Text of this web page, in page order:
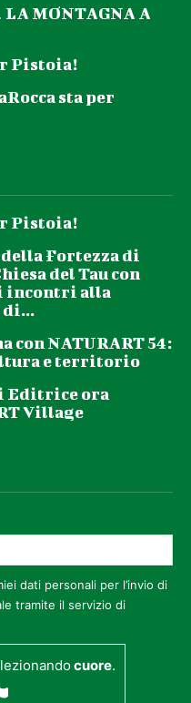
MONTAGNA A
Pistoia!
sta per
Pistoia!
Fortezza di
del Tau con
incontri alla
di...
con NATURART 54:
e territorio
Editrice ora
Village
dati personali per l’invio di
tramite il servizio di
cuore.